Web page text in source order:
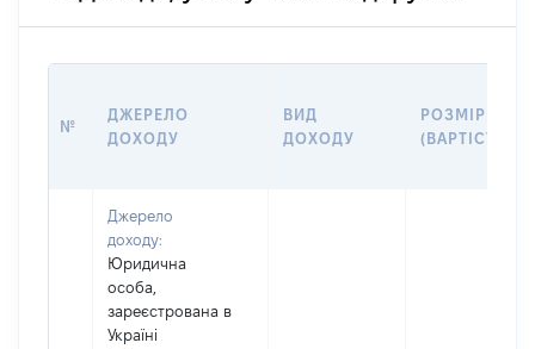
№
ДЖЕРЕЛО
ДОХОДУ
ВИД
ДОХОДУ
РОЗМІР
(ВАРТІСТЬ)
Джерело
доходу:
Юридична
особа,
зареєстрована в
Україні